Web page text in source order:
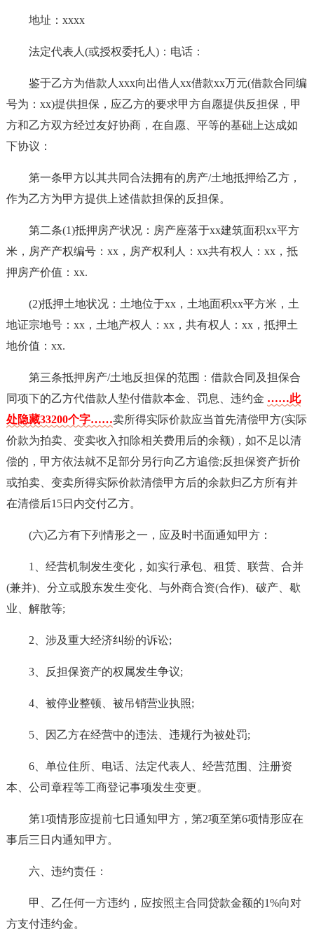
地址：xxxx
法定代表人(或授权委托人)：电话：
鉴于乙方为借款人xxx向出借人xx借款xx万元(借款合同编
号为：xx)提供担保，应乙方的要求甲方自愿提供反担保，甲
方和乙方双方经过友好协商，在自愿、平等的基础上达成如
下协议：
第一条甲方以其共同合法拥有的房产/土地抵押给乙方，
作为乙方为甲方提供上述借款担保的反担保。
第二条(1)抵押房产状况：房产座落于xx建筑面积xx平方
米，房产产权编号：xx，房产权利人：xx共有权人：xx，抵
押房产价值：xx.
(2)抵押土地状况：土地位于xx，土地面积xx平方米，土
地证宗地号：xx，土地产权人：xx，共有权人：xx，抵押土
地价值：xx.
第三条抵押房产/土地反担保的范围：借款合同及担保合
同项下的乙方代借款人垫付借款本金、罚息、违约金 ……此
处隐藏33200个字……卖所得实际价款应当首先清偿甲方(实际
价款为拍卖、变卖收入扣除相关费用后的余额)，如不足以清
偿的，甲方依法就不足部分另行向乙方追偿;反担保资产折价
或拍卖、变卖所得实际价款清偿甲方后的余款归乙方所有并
在清偿后15日内交付乙方。
(六)乙方有下列情形之一，应及时书面通知甲方：
1、经营机制发生变化，如实行承包、租赁、联营、合并
(兼并)、分立或股东发生变化、与外商合资(合作)、破产、歇
业、解散等;
2、涉及重大经济纠纷的诉讼;
3、反担保资产的权属发生争议;
4、被停业整顿、被吊销营业执照;
5、因乙方在经营中的违法、违规行为被处罚;
6、单位住所、电话、法定代表人、经营范围、注册资
本、公司章程等工商登记事项发生变更。
第1项情形应提前七日通知甲方，第2项至第6项情形应在
事后三日内通知甲方。
六、违约责任：
甲、乙任何一方违约，应按照主合同贷款金额的1%向对
方支付违约金。